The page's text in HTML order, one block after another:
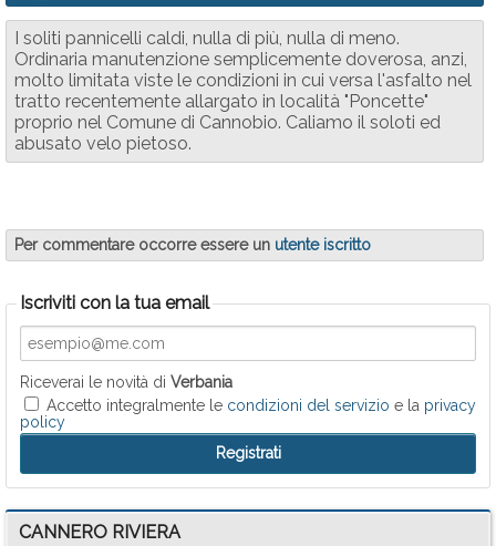
I soliti pannicelli caldi, nulla di più, nulla di meno.
Ordinaria manutenzione semplicemente doverosa, anzi,
molto limitata viste le condizioni in cui versa l'asfalto nel
tratto recentemente allargato in località "Poncette"
proprio nel Comune di Cannobio. Caliamo il soloti ed
abusato velo pietoso.
Per commentare occorre essere un utente iscritto
Iscriviti con la tua email
Riceverai le novità di Verbania
Accetto integralmente le condizioni del servizio e la privacy
policy
CANNERO RIVIERA